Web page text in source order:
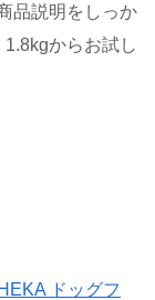
品説明をしっか
からお試し
ドッグフ